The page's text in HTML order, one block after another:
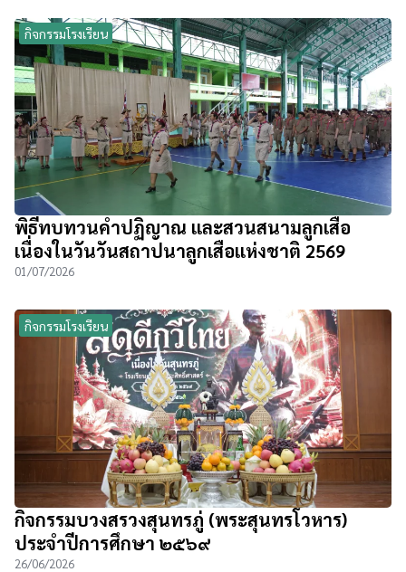
กิจกรรมโรงเรียน
พิธีทบทวนคำปฏิญาณ และสวนสนามลูกเสือ
เนื่องในวันวันสถาปนาลูกเสือแห่งชาติ 2569
01/07/2026
กิจกรรมโรงเรียน
กิจกรรมบวงสรวงสุนทรภู่ (พระสุนทรโวหาร)
ประจำปีการศึกษา ๒๕๖๙
26/06/2026